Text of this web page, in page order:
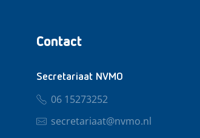
Contact
Secretariaat NVMO
06 15273252
secretariaat@nvmo.nl